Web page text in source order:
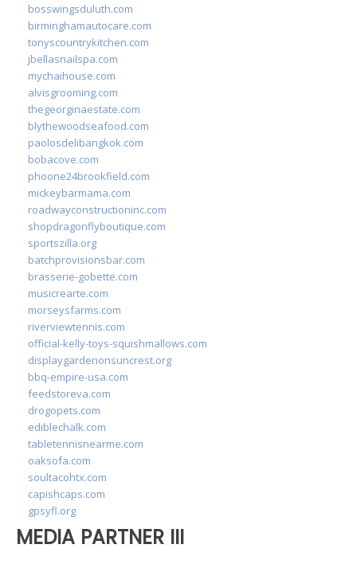
bosswingsduluth.com
birminghamautocare.com
tonyscountrykitchen.com
jbellasnailspa.com
mychaihouse.com
alvisgrooming.com
thegeorginaestate.com
blythewoodseafood.com
paolosdelibangkok.com
bobacove.com
phoone24brookfield.com
mickeybarmama.com
roadwayconstructioninc.com
shopdragonflyboutique.com
sportszilla.org
batchprovisionsbar.com
brasserie-gobette.com
musicrearte.com
morseysfarms.com
riverviewtennis.com
official-kelly-toys-squishmallows.com
displaygardenonsuncrest.org
bbq-empire-usa.com
feedstoreva.com
drogopets.com
ediblechalk.com
tabletennisnearme.com
oaksofa.com
soultacohtx.com
capishcaps.com
gpsyfl.org
MEDIA PARTNER III